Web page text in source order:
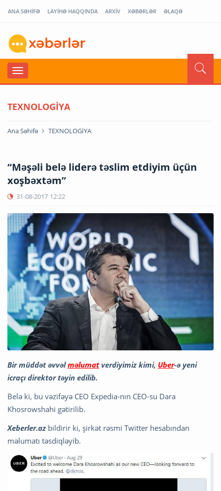
ANA SƏHİFƏ LAYİHƏ HAQQINDA ARXİV XƏBƏRLƏR ƏLAQƏ
TEXNOLOGİYA
Ana Səhifə TEXNOLOGİYA
“Məşəli belə liderə təslim etdiyim üçün
xoşbəxtəm”
31-08-2017 12:22
Bir müddət əvvəlməlumatverdiyimiz kimi, Uber-ə yeni
icraçı direktor təyin edilib.
Belə ki, bu vəzifəyə CEO Expedia-nın CEO-su Dara
Khosrowshahi gətirilib.
Xeberler.az bildirir ki, şirkət rəsmi Twitter hesabından
məlumatı təsdiqləyib.